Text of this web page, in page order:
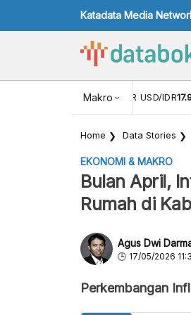
Katadata Media
Makro
NILAI TUKAR USD/IDR
Home Data Stories
EKONOMI & MAKRO
Bulan April,
Rumah di
Agus Dwi
17/05/2026
Perkembangan